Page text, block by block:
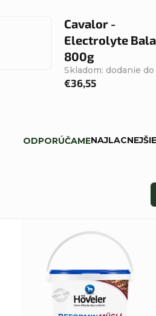
Cavalor -
Electrolyte
800g
Skladom: dodanie
€36,55
ODPORÚČAMENAJLACNEJŠIE